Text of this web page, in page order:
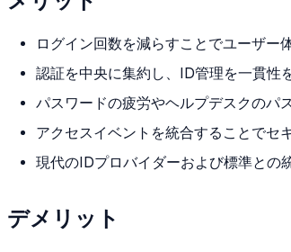
ログイン回数を減らすことでユーザー
認証を中央に集約し、ID管理を一貫性
パスワードの疲労やヘルプデスクのパ
アクセスイベントを統合することでセ
現代のIDプロバイダーおよび標準との
デメリット